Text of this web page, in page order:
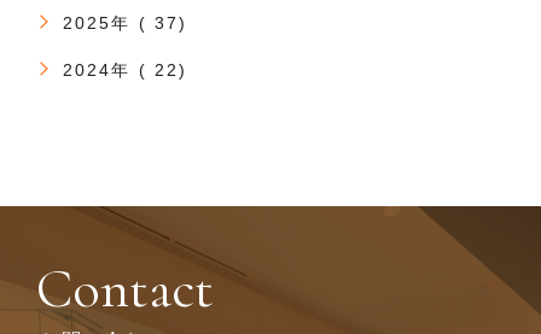
2025年 ( 37)
2024年 ( 22)
Contact